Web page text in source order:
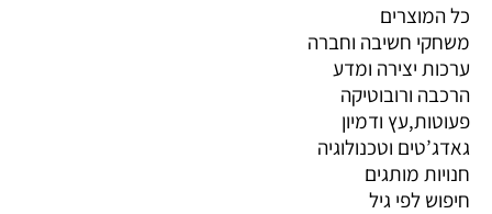
כל המוצרים
משחקי חשיבה וחברה
ערכות יצירה ומדע
הרכבה ורובוטיקה
פעוטות,עץ ודמיון
גאדג’טים וטכנולוגיה
חנויות מותגים
חיפוש לפי גיל